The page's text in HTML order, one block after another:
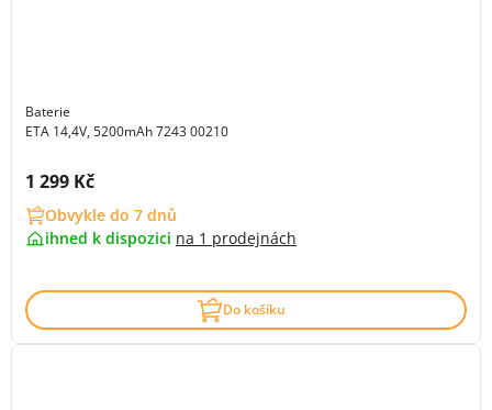
Baterie
ETA 14,4V, 5200mAh 7243 00210
Cena s DPH:
1 299 Kč
Obvykle do 7 dnů
ihned k dispozici na 1 prodejnách
Do košíku